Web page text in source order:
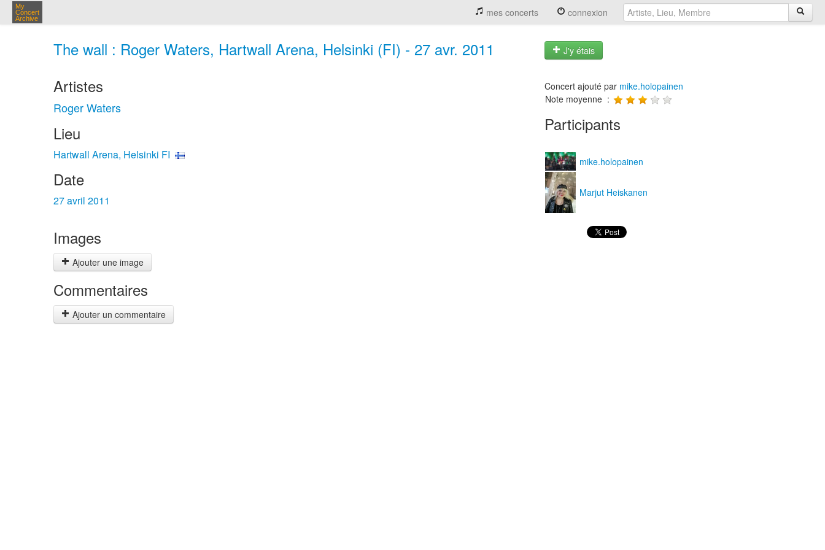
My
Concert
Archive
mes concerts connexion
The wall : Roger Waters, Hartwall Arena, Helsinki (FI) - 27 avr. 2011 J'y étais
Artistes
Roger Waters
Lieu
Hartwall Arena, Helsinki FI
Date
27 avril 2011
Images
Ajouter une image
Commentaires
Ajouter un commentaire
Concert ajouté par mike.holopainen
Note moyenne :
Participants
mike.holopainen
Marjut Heiskanen